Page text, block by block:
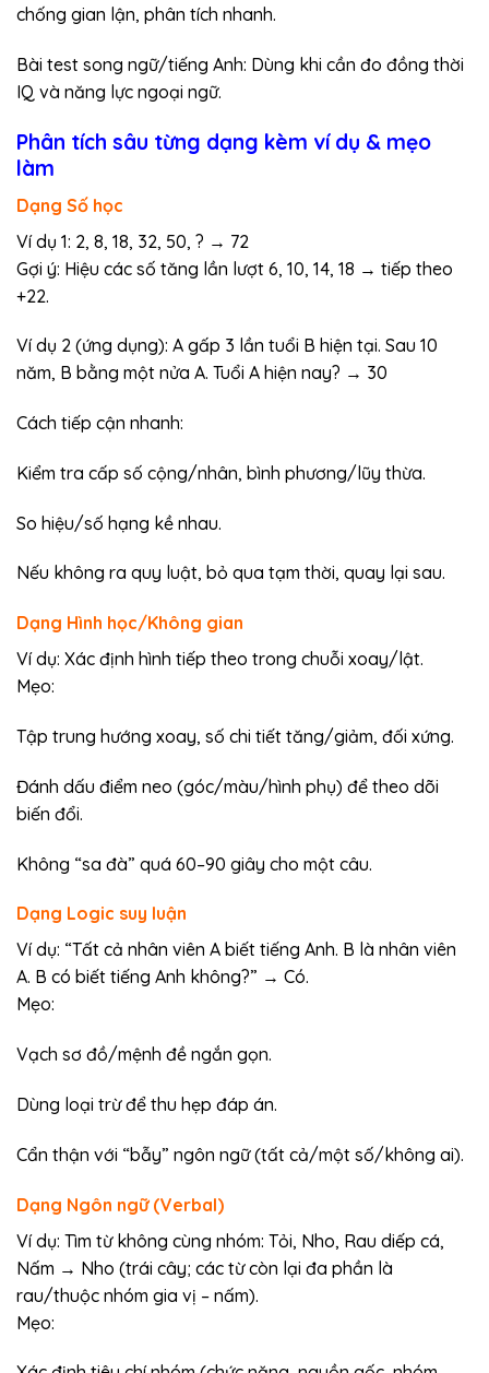
chống gian lận, phân tích nhanh.
Bài test song ngữ/tiếng Anh: Dùng khi cần đo đồng thời
IQ và năng lực ngoại ngữ.
Phân tích sâu từng dạng kèm ví dụ & mẹo
làm
Dạng Số học
Ví dụ 1: 2, 8, 18, 32, 50, ? → 72
Gợi ý: Hiệu các số tăng lần lượt 6, 10, 14, 18 → tiếp theo
+22.
Ví dụ 2 (ứng dụng): A gấp 3 lần tuổi B hiện tại. Sau 10
năm, B bằng một nửa A. Tuổi A hiện nay? → 30
Cách tiếp cận nhanh:
Kiểm tra cấp số cộng/nhân, bình phương/lũy thừa.
So hiệu/số hạng kề nhau.
Nếu không ra quy luật, bỏ qua tạm thời, quay lại sau.
Dạng Hình học/Không gian
Ví dụ: Xác định hình tiếp theo trong chuỗi xoay/lật.
Mẹo:
Tập trung hướng xoay, số chi tiết tăng/giảm, đối xứng.
Đánh dấu điểm neo (góc/màu/hình phụ) để theo dõi
biến đổi.
Không “sa đà” quá 60–90 giây cho một câu.
Dạng Logic suy luận
Ví dụ: “Tất cả nhân viên A biết tiếng Anh. B là nhân viên
A. B có biết tiếng Anh không?” → Có.
Mẹo:
Vạch sơ đồ/mệnh đề ngắn gọn.
Dùng loại trừ để thu hẹp đáp án.
Cẩn thận với “bẫy” ngôn ngữ (tất cả/một số/không ai).
Dạng Ngôn ngữ (Verbal)
Ví dụ: Tìm từ không cùng nhóm: Tỏi, Nho, Rau diếp cá,
Nấm → Nho (trái cây; các từ còn lại đa phần là
rau/thuộc nhóm gia vị – nấm).
Mẹo: